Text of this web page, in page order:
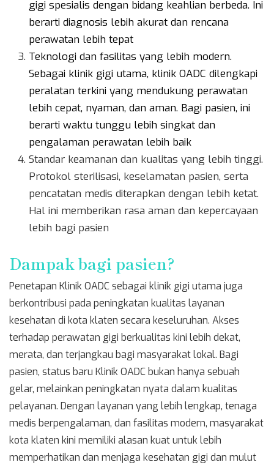
gigi spesialis dengan bidang keahlian berbeda. Ini
berarti diagnosis lebih akurat dan rencana
perawatan lebih tepat
Teknologi dan fasilitas yang lebih modern.
Sebagai klinik gigi utama, klinik OADC dilengkapi
peralatan terkini yang mendukung perawatan
lebih cepat, nyaman, dan aman. Bagi pasien, ini
berarti waktu tunggu lebih singkat dan
pengalaman perawatan lebih baik
Standar keamanan dan kualitas yang lebih tinggi.
Protokol sterilisasi, keselamatan pasien, serta
pencatatan medis diterapkan dengan lebih ketat.
Hal ini memberikan rasa aman dan kepercayaan
lebih bagi pasien
Dampak bagi pasien?
Penetapan Klinik OADC sebagai klinik gigi utama juga
berkontribusi pada peningkatan kualitas layanan
kesehatan di kota klaten secara keseluruhan. Akses
terhadap perawatan gigi berkualitas kini lebih dekat,
merata, dan terjangkau bagi masyarakat lokal. Bagi
pasien, status baru Klinik OADC bukan hanya sebuah
gelar, melainkan peningkatan nyata dalam kualitas
pelayanan. Dengan layanan yang lebih lengkap, tenaga
medis berpengalaman, dan fasilitas modern, masyarakat
kota klaten kini memiliki alasan kuat untuk lebih
memperhatikan dan menjaga kesehatan gigi dan mulut